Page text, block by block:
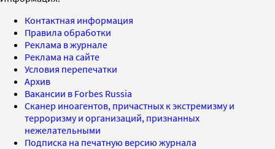
Контактная информация
Правила обработки
Реклама в журнале
Реклама на сайте
Условия перепечатки
Архив
Вакансии в Forbes Russia
Сканер иноагентов, причастных к экстремизму и
терроризму и организаций, признанных
нежелательными
Подписка на печатную версию журнала